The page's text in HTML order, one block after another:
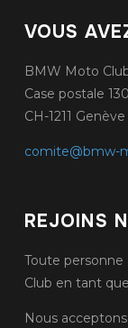
VOUS
BMW Moto
Case postale
CH-1211
comite@bmw-
REJOINS
Toute
Club en tant
Nous